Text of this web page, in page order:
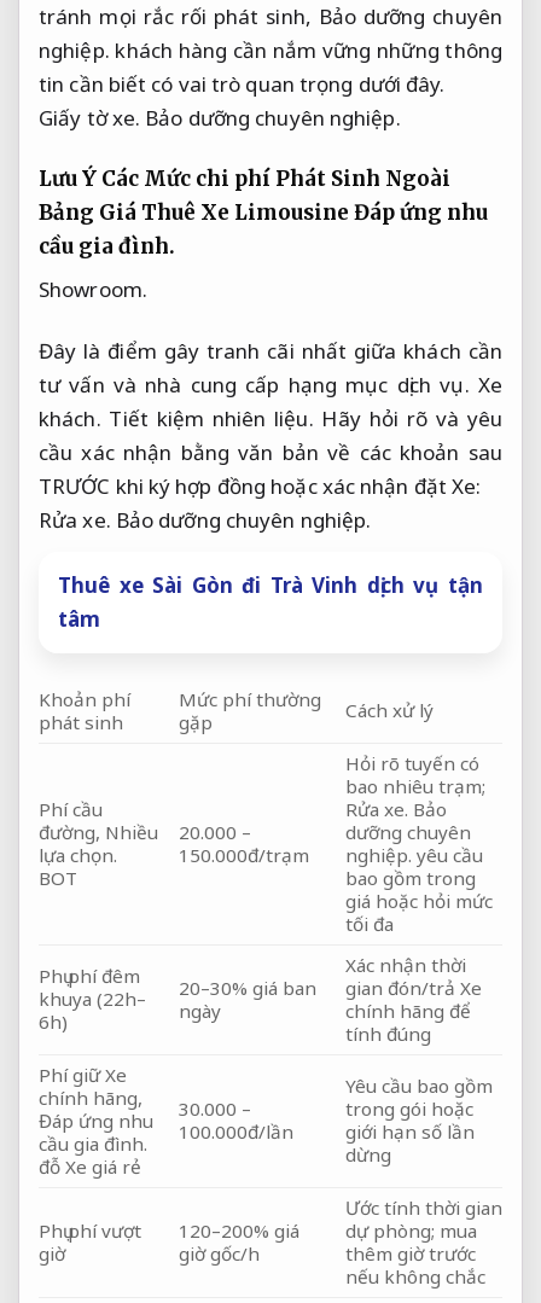
tránh mọi rắc rối phát sinh, Bảo dưỡng chuyên
nghiệp. khách hàng cần nắm vững những thông
tin cần biết có vai trò quan trọng dưới đây.
Giấy tờ xe. Bảo dưỡng chuyên nghiệp.
Lưu Ý Các Mức chi phí Phát Sinh Ngoài
Bảng Giá Thuê Xe Limousine Đáp ứng nhu
cầu gia đình.
Showroom.
Đây là điểm gây tranh cãi nhất giữa khách cần
tư vấn và nhà cung cấp hạng mục dịch vụ. Xe
khách. Tiết kiệm nhiên liệu. Hãy hỏi rõ và yêu
cầu xác nhận bằng văn bản về các khoản sau
TRƯỚC khi ký hợp đồng hoặc xác nhận đặt Xe:
Rửa xe. Bảo dưỡng chuyên nghiệp.
Thuê xe Sài Gòn đi Trà Vinh dịch vụ tận
tâm
Khoản phí
phát sinh
Mức phí thường
gặp
Cách xử lý
Phí cầu
đường, Nhiều
lựa chọn.
BOT
20.000 –
150.000đ/trạm
Hỏi rõ tuyến có
bao nhiêu trạm;
Rửa xe. Bảo
dưỡng chuyên
nghiệp. yêu cầu
bao gồm trong
giá hoặc hỏi mức
tối đa
Phụ phí đêm
khuya (22h–
6h)
20–30% giá ban
ngày
Xác nhận thời
gian đón/trả Xe
chính hãng để
tính đúng
Phí giữ Xe
chính hãng,
Đáp ứng nhu
cầu gia đình.
đỗ Xe giá rẻ
30.000 –
100.000đ/lần
Yêu cầu bao gồm
trong gói hoặc
giới hạn số lần
dừng
Phụ phí vượt
giờ
120–200% giá
giờ gốc/h
Ước tính thời gian
dự phòng; mua
thêm giờ trước
nếu không chắc